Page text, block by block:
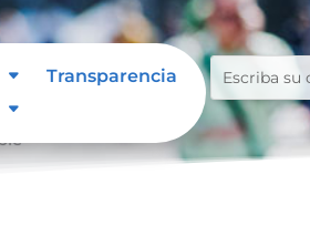
Transparencia